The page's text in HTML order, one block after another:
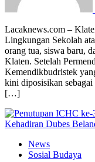
Lacaknews.com –
Lingkungan Sekolah
orang tua, siswa baru,
Klaten. Setelah
Kemendikbudristek
kini diposisikan
[…]
News
Sosial Budaya